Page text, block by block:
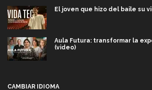
El joven que hizo del baile su
Aula Futura: transformar la
(video)
CAMBIAR IDIOMA